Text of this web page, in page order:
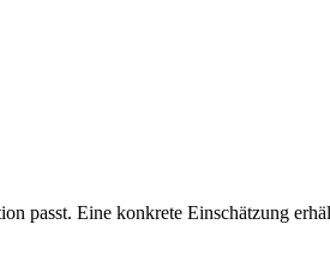
passt. Eine konkrete Einschätzung